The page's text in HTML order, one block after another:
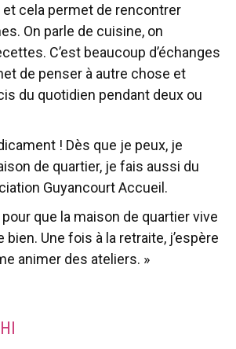
et cela permet de rencontrer
On parle de cuisine, on
C’est beaucoup d’échanges
de penser à autre chose et
du quotidien pendant deux ou
! Dès que je peux, je
de quartier, je fais aussi du
Guyancourt Accueil.
que la maison de quartier vive
bien. Une fois à la retraite, j’espère
animer des ateliers. »